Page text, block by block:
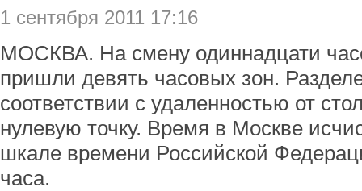
1 сентября 2011 17:16
МОСКВА. На смену одиннадцати
пришли девять часовых зон.
соответствии с удаленностью от
нулевую точку. Время в Москве
шкале времени Российской
часа.